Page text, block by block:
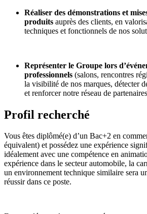
Réaliser des démonstrations et
produits auprès des clients, en
techniques et fonctionnels de nos
Représenter le Groupe lors
professionnels (salons, rencontres
la visibilité de nos marques, détecter
et renforcer notre réseau de
Profil recherché
Vous êtes diplômé(e) d’un Bac+2 en
équivalent) et possédez une expérience
idéalement avec une compétence en
expérience dans le secteur automobile, la
un environnement technique similaire sera
réussir dans ce poste.